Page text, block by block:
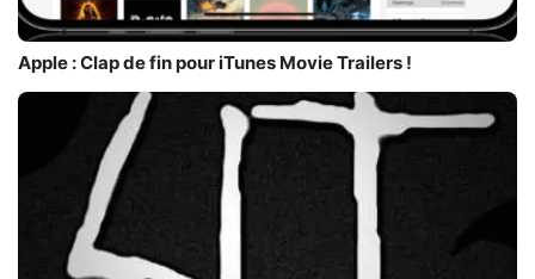
Apple : Clap de fin pour iTunes Movie Trailers !